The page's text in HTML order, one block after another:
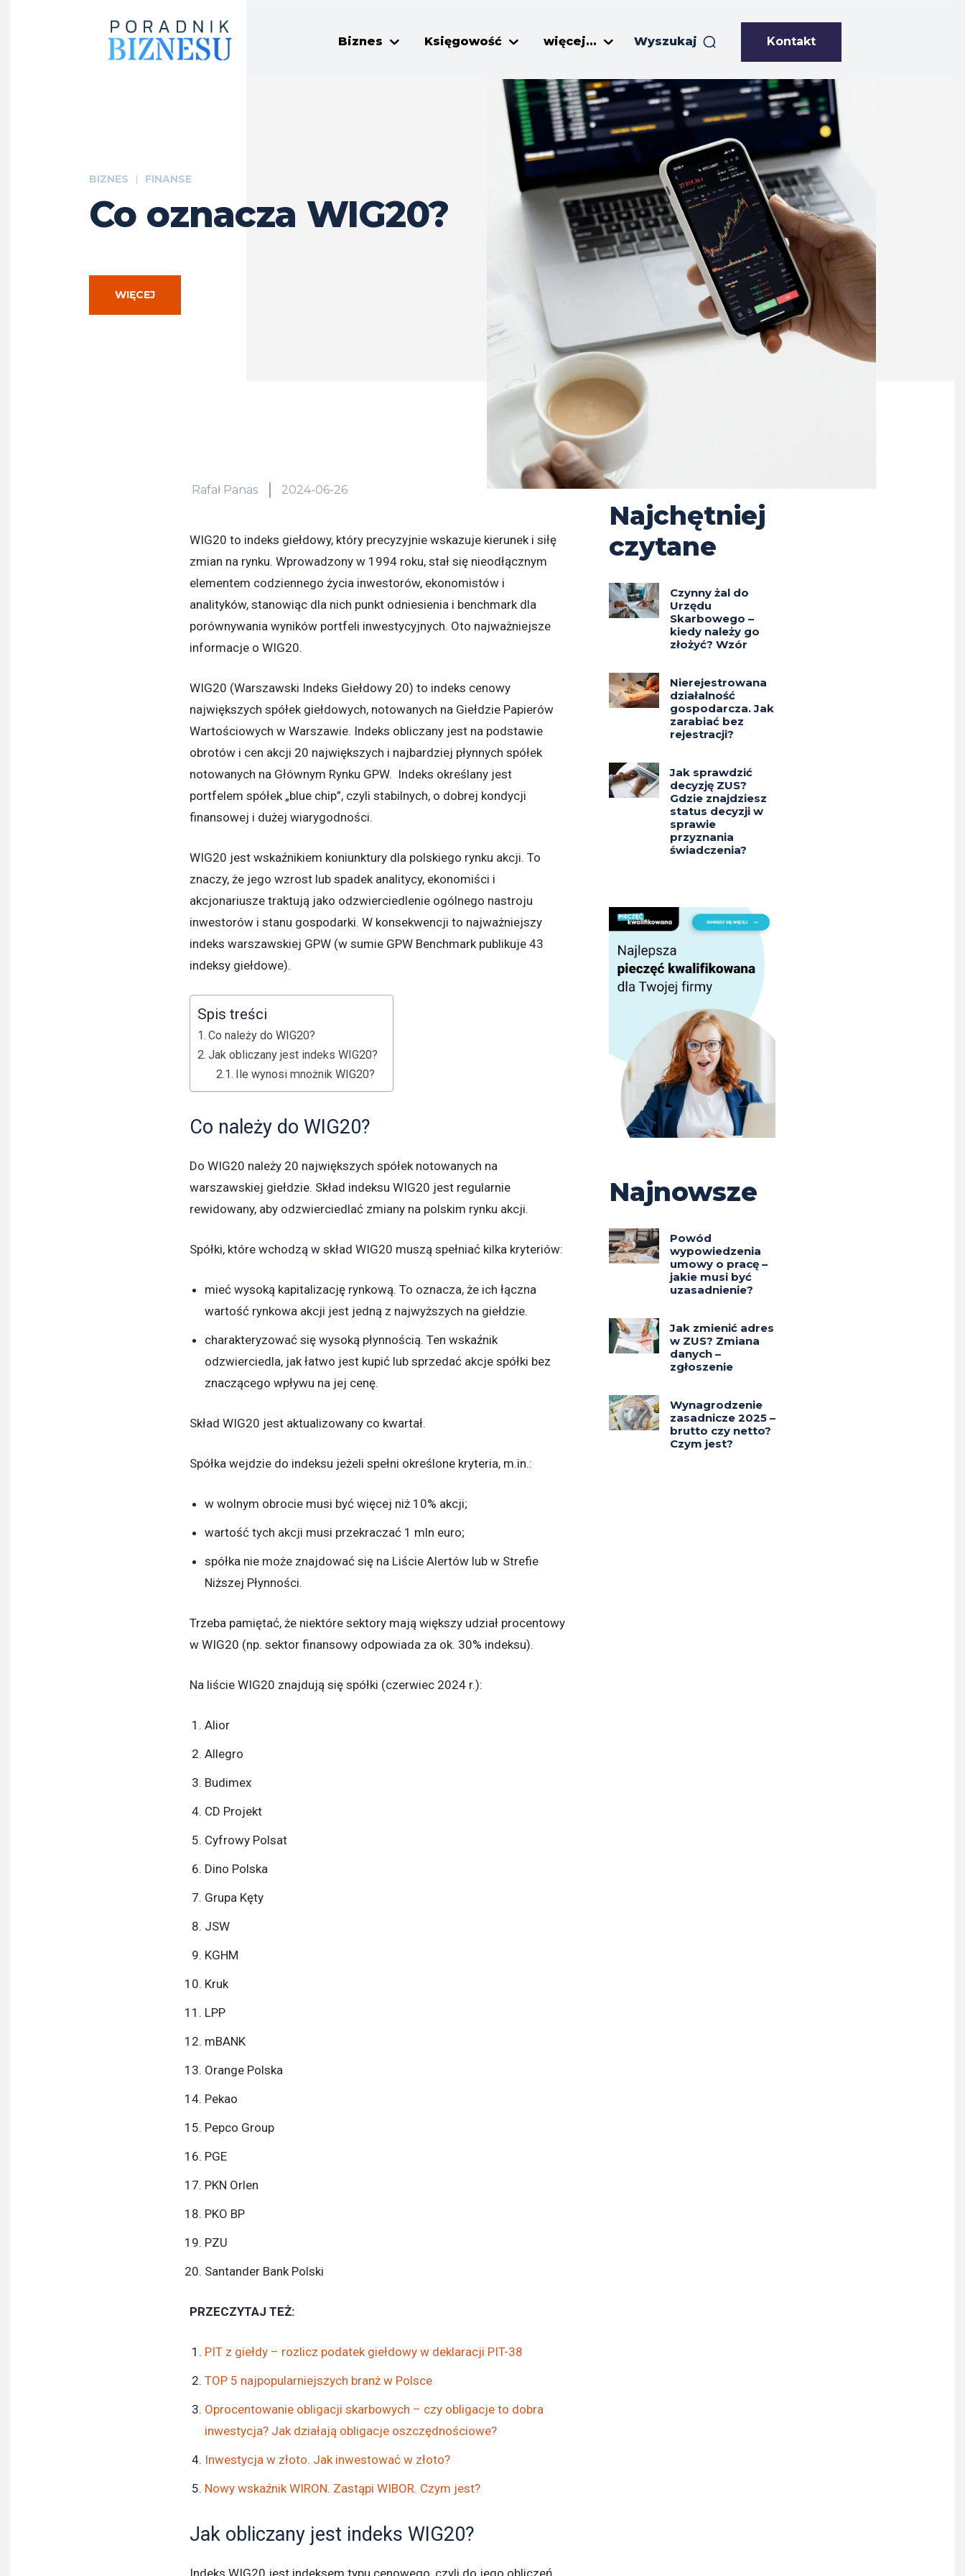
Biznes Księgowość więcej... Wyszukaj Kontakt
BIZNES FINANSE
Co oznacza WIG20?
WIĘCEJ
Rafał Panas 2024-06-26
WIG20 to indeks giełdowy, który precyzyjnie wskazuje kierunek i siłę
zmian na rynku. Wprowadzony w 1994 roku, stał się nieodłącznym
elementem codziennego życia inwestorów, ekonomistów i
analityków, stanowiąc dla nich punkt odniesienia i benchmark dla
porównywania wyników portfeli inwestycyjnych. Oto najważniejsze
informacje o WIG20.
WIG20 (Warszawski Indeks Giełdowy 20) to indeks cenowy
największych spółek giełdowych, notowanych na Giełdzie Papierów
Wartościowych w Warszawie. Indeks obliczany jest na podstawie
obrotów i cen akcji 20 największych i najbardziej płynnych spółek
notowanych na Głównym Rynku GPW. Indeks określany jest
portfelem spółek „blue chip”, czyli stabilnych, o dobrej kondycji
finansowej i dużej wiarygodności.
WIG20 jest wskaźnikiem koniunktury dla polskiego rynku akcji. To
znaczy, że jego wzrost lub spadek analitycy, ekonomiści i
akcjonariusze traktują jako odzwierciedlenie ogólnego nastroju
inwestorów i stanu gospodarki. W konsekwencji to najważniejszy
indeks warszawskiej GPW (w sumie GPW Benchmark publikuje 43
indeksy giełdowe).
Spis treści
Co należy do WIG20?
Jak obliczany jest indeks WIG20?
Ile wynosi mnożnik WIG20?
Co należy do WIG20?
Do WIG20 należy 20 największych spółek notowanych na
warszawskiej giełdzie. Skład indeksu WIG20 jest regularnie
rewidowany, aby odzwierciedlać zmiany na polskim rynku akcji.
Spółki, które wchodzą w skład WIG20 muszą spełniać kilka kryteriów:
mieć wysoką kapitalizację rynkową. To oznacza, że ich łączna
wartość rynkowa akcji jest jedną z najwyższych na giełdzie.
charakteryzować się wysoką płynnością. Ten wskaźnik
odzwierciedla, jak łatwo jest kupić lub sprzedać akcje spółki bez
znaczącego wpływu na jej cenę.
Skład WIG20 jest aktualizowany co kwartał.
Spółka wejdzie do indeksu jeżeli spełni określone kryteria, m.in.:
w wolnym obrocie musi być więcej niż 10% akcji;
wartość tych akcji musi przekraczać 1 mln euro;
spółka nie może znajdować się na Liście Alertów lub w Strefie
Niższej Płynności.
Trzeba pamiętać, że niektóre sektory mają większy udział procentowy
w WIG20 (np. sektor finansowy odpowiada za ok. 30% indeksu).
Na liście WIG20 znajdują się spółki (czerwiec 2024 r.):
Alior
Allegro
Budimex
CD Projekt
Cyfrowy Polsat
Dino Polska
Grupa Kęty
JSW
KGHM
Kruk
LPP
mBANK
Orange Polska
Pekao
Pepco Group
PGE
PKN Orlen
PKO BP
PZU
Santander Bank Polski
PRZECZYTAJ TEŻ:
PIT z giełdy – rozlicz podatek giełdowy w deklaracji PIT-38
TOP 5 najpopularniejszych branż w Polsce
Oprocentowanie obligacji skarbowych – czy obligacje to dobra
inwestycja? Jak działają obligacje oszczędnościowe?
Inwestycja w złoto. Jak inwestować w złoto?
Nowy wskaźnik WIRON. Zastąpi WIBOR. Czym jest?
Jak obliczany jest indeks WIG20?
Najchętniej
czytane
Czynny żal do
Urzędu
Skarbowego –
kiedy należy go
złożyć? Wzór
Nierejestrowana
działalność
gospodarcza. Jak
zarabiać bez
rejestracji?
Jak sprawdzić
decyzję ZUS?
Gdzie znajdziesz
status decyzji w
sprawie
przyznania
świadczenia?
Najnowsze
Powód
wypowiedzenia
umowy o pracę –
jakie musi być
uzasadnienie?
Jak zmienić adres
w ZUS? Zmiana
danych –
zgłoszenie
Wynagrodzenie
zasadnicze 2025 –
brutto czy netto?
Czym jest?